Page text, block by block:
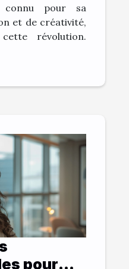
connu pour sa
et de créativité,
révolution.
pour